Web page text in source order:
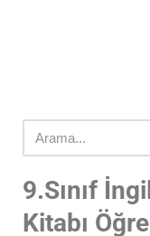
9.Sınıf
Kitabı